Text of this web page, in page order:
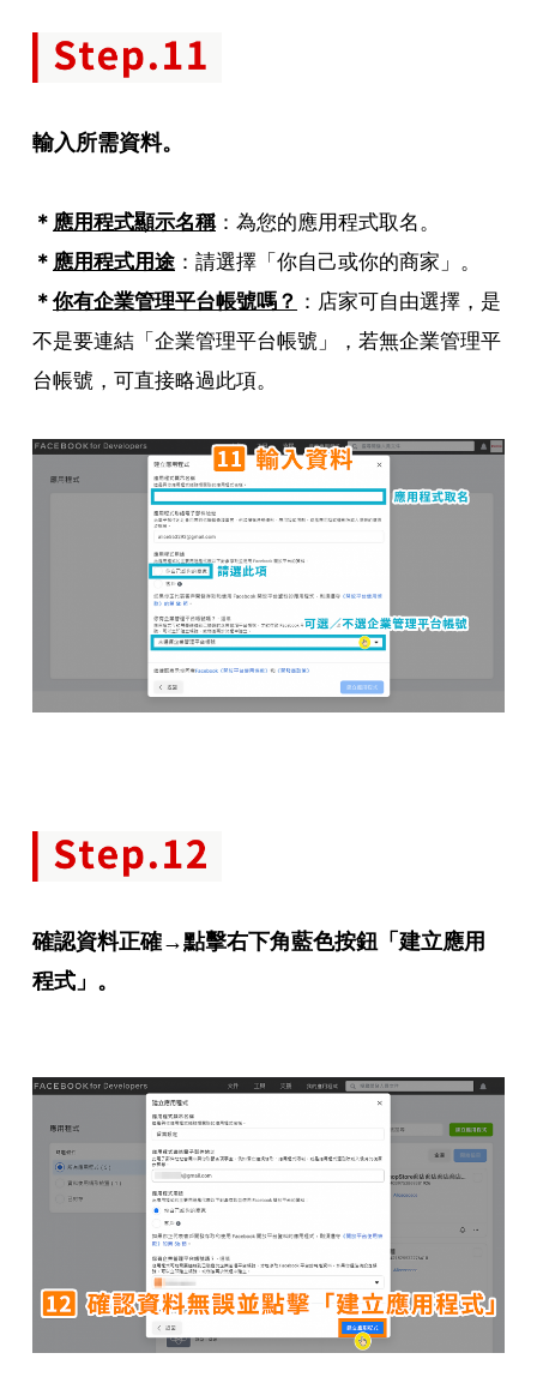
輸入所需資料。
＊ 應用程式顯示名稱：為您的應用程式取名。
＊ 應用程式用途 ：請選擇「你自己或你的商家」。
＊你有企業管理平台帳號嗎？ ：店家可自由選擇，是
不是要連結「企業管理平台帳號」，若無企業管理平
台帳號，可直接略過此項。
確認資料正確→點擊右下角藍色按鈕「建立應用
程式」。